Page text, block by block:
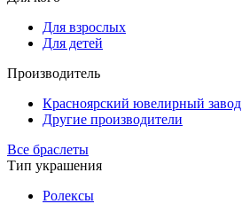
Для взрослых
Для детей
Производитель
Красноярский ювелирный завод
Другие производители
Все браслеты
Тип украшения
Ролексы